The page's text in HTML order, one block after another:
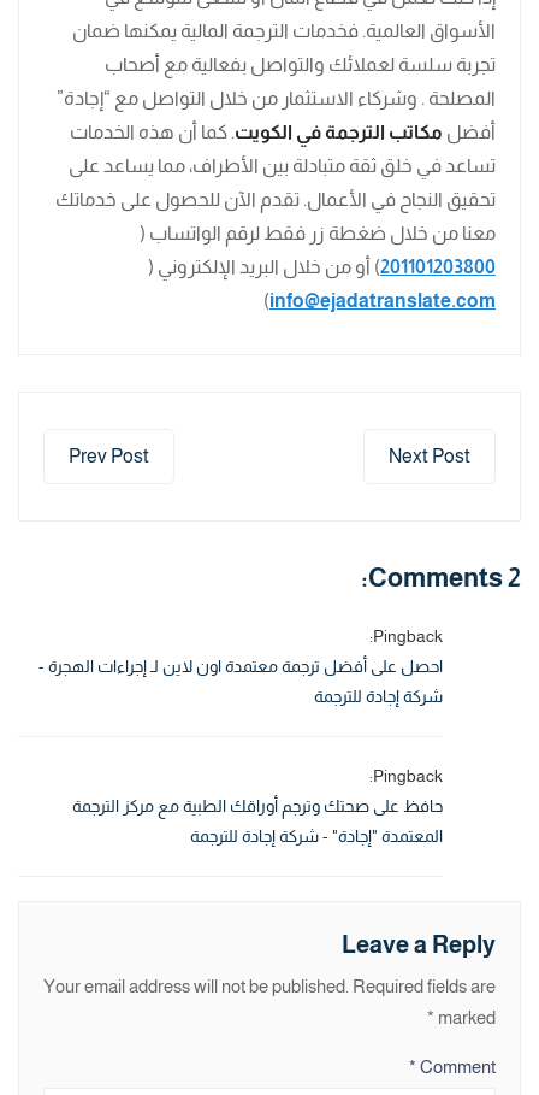
الأسواق العالمية. فخدمات الترجمة المالية يمكنها ضمان
تجربة سلسة لعملائك والتواصل بفعالية مع أصحاب
المصلحة . وشركاء الاستثمار من خلال التواصل مع “إجادة”
أفضل مكاتب الترجمة في الكويت. كما أن هذه الخدمات
تساعد في خلق ثقة متبادلة بين الأطراف، مما يساعد على
تحقيق النجاح في الأعمال. تقدم الآن للحصول على خدماتك
معنا من خلال ضغطة زر فقط لرقم الواتساب (
201101203800) أو من خلال البريد الإلكتروني (
info@ejadatranslate.com
)
Prev Post Next Post
2 Comments:
Pingback:
احصل على أفضل ترجمة معتمدة اون لاين لـ إجراءات الهجرة -
شركة إجادة للترجمة
Pingback:
حافظ على صحتك وترجم أوراقك الطبية مع مركز الترجمة
المعتمدة "إجادة" - شركة إجادة للترجمة
Leave a Reply
Your email address will not be published. Required fields are
marked
*
Comment
*